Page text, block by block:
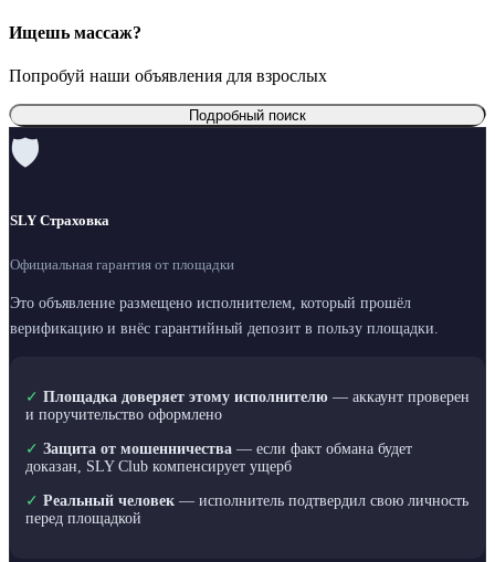
Ищешь массаж?
Попробуй наши объявления для взрослых
Подробный поиск
🛡
SLY Страховка
Официальная гарантия от площадки
Это объявление размещено исполнителем, который прошёл
верификацию и внёс гарантийный депозит в пользу площадки.
✓ Площадка доверяет этому исполнителю — аккаунт проверен
и поручительство оформлено
✓ Защита от мошенничества — если факт обмана будет
доказан, SLY Club компенсирует ущерб
✓ Реальный человек — исполнитель подтвердил свою личность
перед площадкой